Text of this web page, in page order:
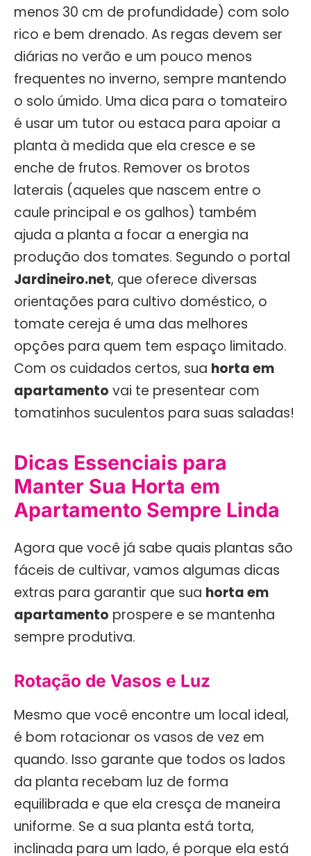
menos 30 cm de profundidade) com solo
rico e bem drenado. As regas devem ser
diárias no verão e um pouco menos
frequentes no inverno, sempre mantendo
o solo úmido. Uma dica para o tomateiro
é usar um tutor ou estaca para apoiar a
planta à medida que ela cresce e se
enche de frutos. Remover os brotos
laterais (aqueles que nascem entre o
caule principal e os galhos) também
ajuda a planta a focar a energia na
produção dos tomates. Segundo o portal
Jardineiro.net, que oferece diversas
orientações para cultivo doméstico, o
tomate cereja é uma das melhores
opções para quem tem espaço limitado.
Com os cuidados certos, sua horta em
apartamento vai te presentear com
tomatinhos suculentos para suas saladas!
Dicas Essenciais para
Manter Sua Horta em
Apartamento Sempre Linda
Agora que você já sabe quais plantas são
fáceis de cultivar, vamos algumas dicas
extras para garantir que sua horta em
apartamento prospere e se mantenha
sempre produtiva.
Rotação de Vasos e Luz
Mesmo que você encontre um local ideal,
é bom rotacionar os vasos de vez em
quando. Isso garante que todos os lados
da planta recebam luz de forma
equilibrada e que ela cresça de maneira
uniforme. Se a sua planta está torta,
inclinada para um lado, é porque ela está